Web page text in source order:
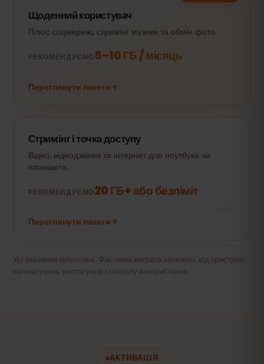
Щоденний користувач
Плюс соцмережі, стримінг музики та обмін фото.
РЕКОМЕНДУЄМО5–10 ГБ / місяць
Переглянути пакети
Стримінг і точка доступу
Відео, відеодзвінки та інтернет для ноутбука чи
планшета.
РЕКОМЕНДУЄМО20 ГБ+ або безліміт
Переглянути пакети
Усі значення орієнтовні. Фактична витрата залежить від пристрою,
налаштувань застосунків і способу використання.
АКТИВАЦІЯ